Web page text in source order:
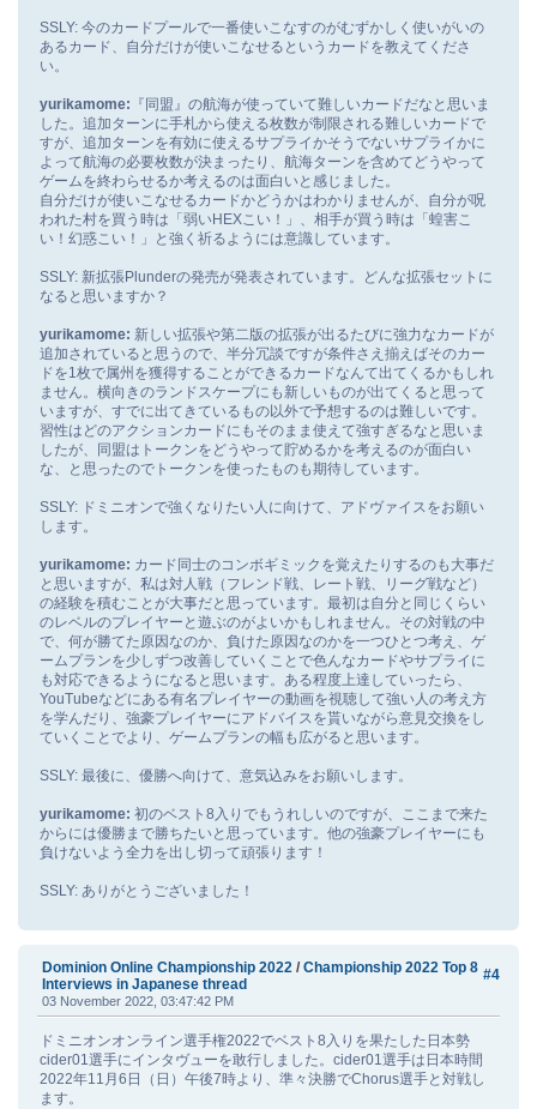
SSLY: 今のカードプールで一番使いこなすのがむずかしく使いがいの
あるカード、自分だけが使いこなせるというカードを教えてくださ
い。
yurikamome: 『同盟』の航海が使っていて難しいカードだなと思いま
した。追加ターンに手札から使える枚数が制限される難しいカードで
すが、追加ターンを有効に使えるサプライかそうでないサプライかに
よって航海の必要枚数が決まったり、航海ターンを含めてどうやって
ゲームを終わらせるか考えるのは面白いと感じました。
自分だけが使いこなせるカードかどうかはわかりませんが、自分が呪
われた村を買う時は「弱いHEXこい！」、相手が買う時は「蝗害こ
い！幻惑こい！」と強く祈るようには意識しています。
SSLY: 新拡張Plunderの発売が発表されています。どんな拡張セットに
なると思いますか？
yurikamome: 新しい拡張や第二版の拡張が出るたびに強力なカードが
追加されていると思うので、半分冗談ですが条件さえ揃えばそのカー
ドを1枚で属州を獲得することができるカードなんて出てくるかもしれ
ません。横向きのランドスケープにも新しいものが出てくると思って
いますが、すでに出てきているもの以外で予想するのは難しいです。
習性はどのアクションカードにもそのまま使えて強すぎるなと思いま
したが、同盟はトークンをどうやって貯めるかを考えるのが面白い
な、と思ったのでトークンを使ったものも期待しています。
SSLY: ドミニオンで強くなりたい人に向けて、アドヴァイスをお願い
します。
yurikamome: カード同士のコンボギミックを覚えたりするのも大事だ
と思いますが、私は対人戦（フレンド戦、レート戦、リーグ戦など）
の経験を積むことが大事だと思っています。最初は自分と同じくらい
のレベルのプレイヤーと遊ぶのがよいかもしれません。その対戦の中
で、何が勝てた原因なのか、負けた原因なのかを一つひとつ考え、ゲ
ームプランを少しずつ改善していくことで色んなカードやサプライに
も対応できるようになると思います。ある程度上達していったら、
YouTubeなどにある有名プレイヤーの動画を視聴して強い人の考え方
を学んだり、強豪プレイヤーにアドバイスを貰いながら意見交換をし
ていくことでより、ゲームプランの幅も広がると思います。
SSLY: 最後に、優勝へ向けて、意気込みをお願いします。
yurikamome: 初のベスト8入りでもうれしいのですが、ここまで来た
からには優勝まで勝ちたいと思っています。他の強豪プレイヤーにも
負けないよう全力を出し切って頑張ります！
SSLY: ありがとうございました！
#4
Dominion Online Championship 2022 / Championship 2022 Top 8
Interviews in Japanese thread
03 November 2022, 03:47:42 PM
ドミニオンオンライン選手権2022でベスト8入りを果たした日本勢
cider01選手にインタヴューを敢行しました。cider01選手は日本時間
2022年11月6日（日）午後7時より、準々決勝でChorus選手と対戦し
ます。